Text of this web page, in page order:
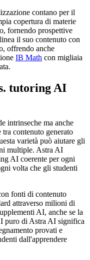
contano per il
copertura di materie
fornendo prospettive
il suo contenuto con
offrendo anche
IB Math con migliaia
tutoring AI
intrinseche ma anche
contenuto generato
varietà può aiutare gli
multiple. Astra AI
AI coerente per ogni
volta che gli studenti
fonti di contenuto
attraverso milioni di
AI, anche se la
puro di Astra AI significa
provati e
dall'apprendere